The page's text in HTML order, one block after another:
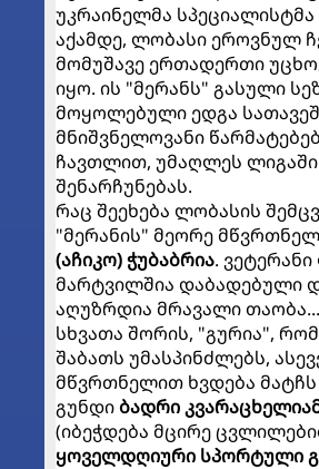
უკრაინელმა
აქამდე, ლობასი ეროვნულ
მომუშავე ერთადერთი
იყო. ის "მერანს" გასული
მოყოლებული ედგა
მნიშვნელოვანი
ჩავთლით, უმაღლეს
შენარჩუნებას.
რაც შეეხება ლობასის
"მერანის" მეორე
(აჩიკო) ჭუბაბრია.
მარტვილშია დაბადებული
აღუზრდია მრავალი თაობა...
სხვათა შორის, "გურია",
შაბათს უმასპინძლებს,
მწვრთნელით ხვდება
გუნდიბადრი
(იბეჭდება მცირე
ყოველდღიური სპორტული